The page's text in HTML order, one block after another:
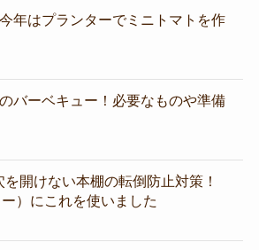
年はプランターでミニトマトを作
バーベキュー！必要なものや準備
を開けない本棚の転倒防止対策！
）にこれを使いました